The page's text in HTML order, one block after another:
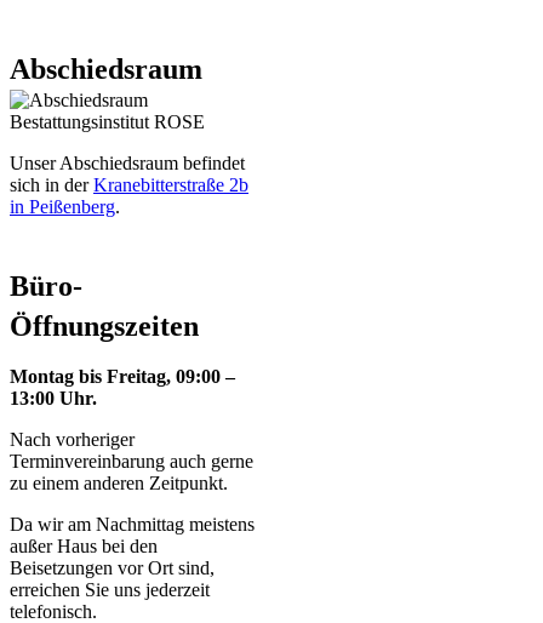
Abschiedsraum
Unser Abschiedsraum befindet
sich in derKranebitterstraße 2b
in Peißenberg.
Büro-
Öffnungszeiten
Montag bis Freitag, 09:00 –
13:00 Uhr.
Nach vorheriger
Terminvereinbarung auch gerne
zu einem anderen Zeitpunkt.
Da wir am Nachmittag meistens
außer Haus bei den
Beisetzungen vor Ort sind,
erreichen Sie uns jederzeit
telefonisch.